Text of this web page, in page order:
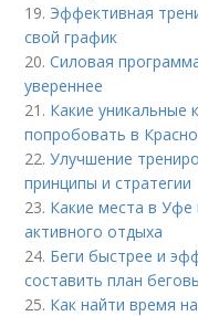
19. Эффективная
свой график
20.Силовая
увереннее
21. Какие уникальные
попробовать в
22.Улучшение
принципы и стратегии
23. Какие места в
активного отдыха
24. Беги быстрее и
составить план
25. Как найти время